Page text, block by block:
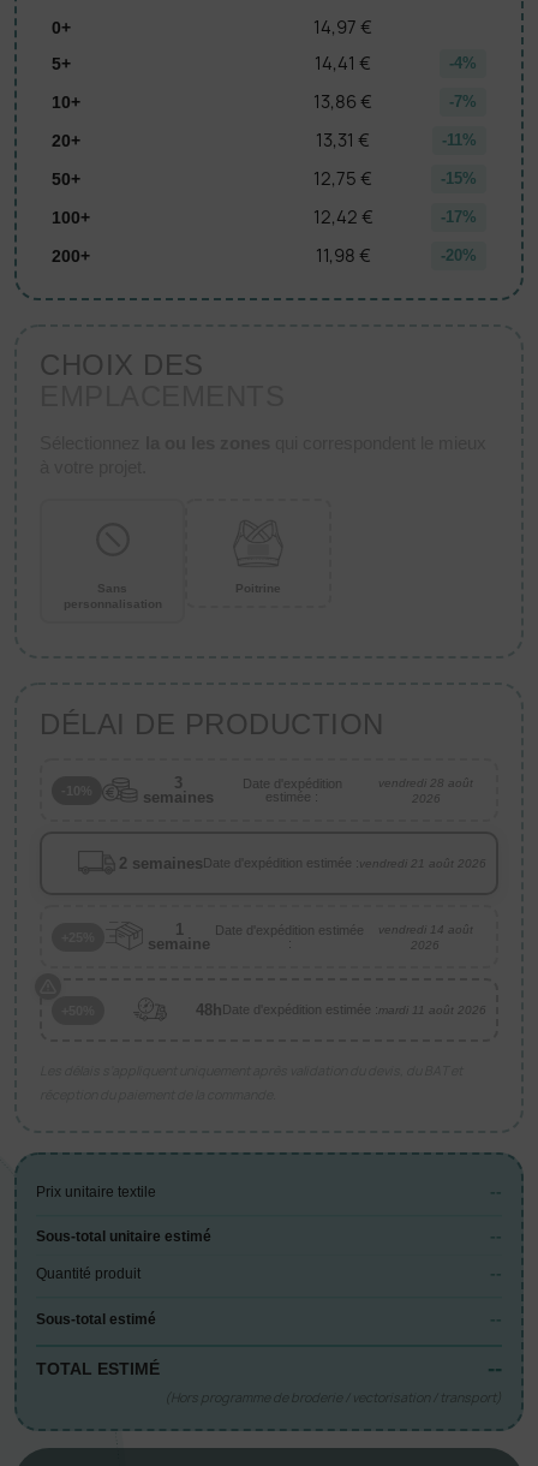
0+ 14,97 €
5+ 14,41 € -4%
10+ 13,86 € -7%
20+ 13,31 € -11%
50+ 12,75 € -15%
100+ 12,42 € -17%
200+ 11,98 € -20%
CHOIX DES
Sans
personnalisation
Poitrine
DÉLAI DE PRODUCTION
3
semaines
Date d'expédition
estimée :
vendredi 28 août
2026
2 semaines Date d'expédition estimée :vendredi 21 août 2026
1
semaine
Date d'expédition estimée
:
vendredi 14 août
2026
48h Date d'expédition estimée :mardi 11 août 2026
Prix unitaire textile --
Sous-total unitaire estimé --
Quantité produit --
Sous-total estimé --
TOTAL ESTIMÉ --
(Hors programme de broderie / vectorisation / transport)